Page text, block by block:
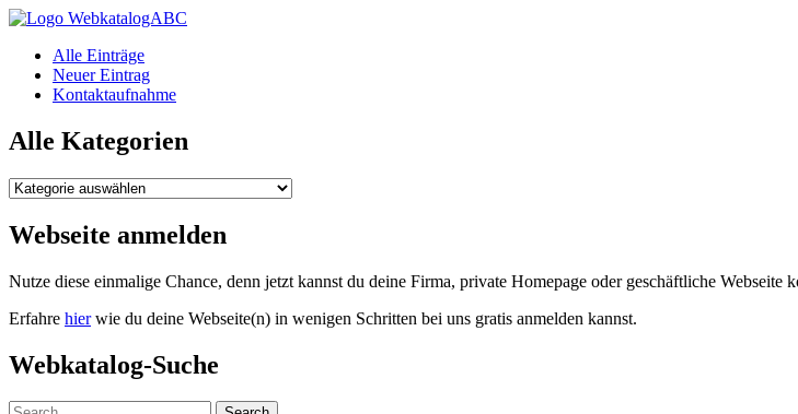
WebkatalogABC
Alle Einträge
Neuer Eintrag
Kontaktaufnahme
Alle Kategorien
Alle
Webseite anmelden
Nutze diese einmalige Chance, denn jetzt kannst du deine Firma, private Homepage oder geschäftliche
Erfahre hierwie du deine Webseite(n) in wenigen Schritten bei uns gratis anmelden kannst.
Webkatalog-Suche